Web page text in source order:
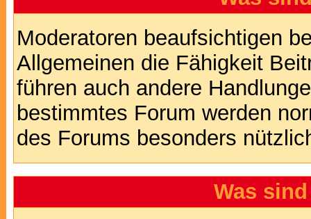
Moderatoren beaufsichtigen
Allgemeinen die Fähigkeit
führen auch andere
bestimmtes Forum werden
des Forums besonders
Was